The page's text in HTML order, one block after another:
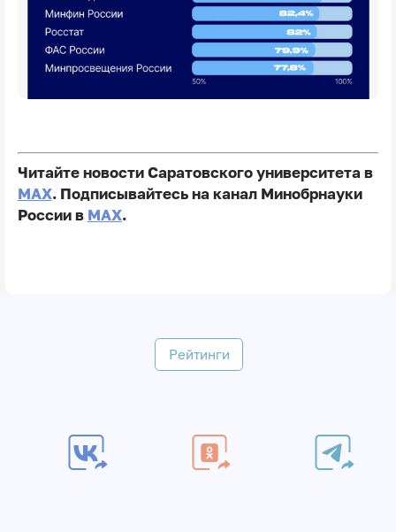
Читайте новости Саратовского университета в
MAX. Подписывайтесь на канал Минобрнауки
России в MAX.
Рейтинги